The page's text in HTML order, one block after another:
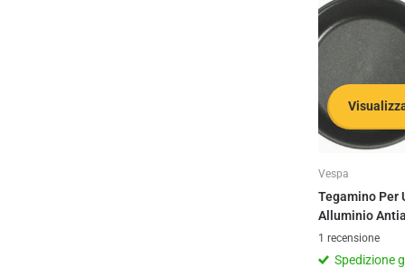
Vespa
Tegamino Per
Alluminio
1 recensione
Spedizione